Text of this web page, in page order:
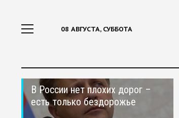
08 АВГУСТА, СУББОТА
В России нет плохих дорог –
есть только бездорожье